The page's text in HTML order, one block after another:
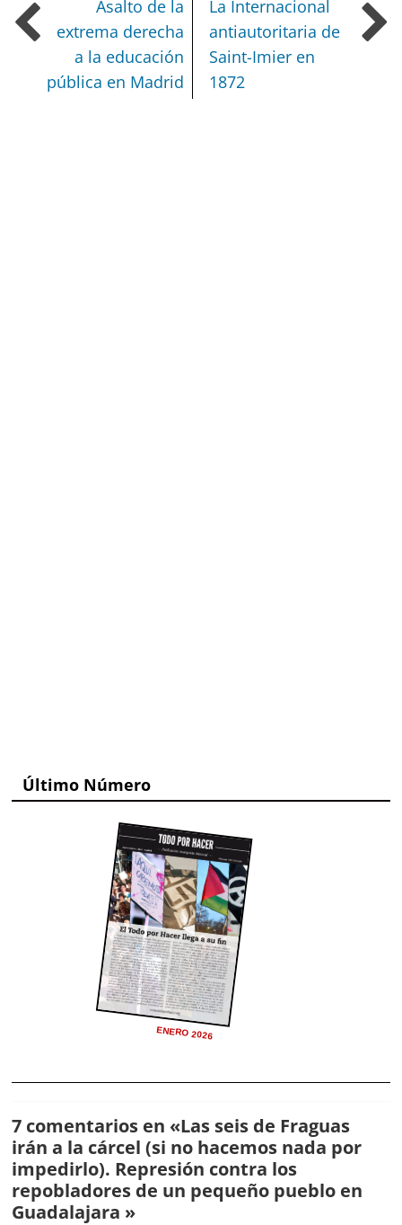
Asalto de la
extrema derecha
a la educación
pública en Madrid
La Internacional
antiautoritaria de
Saint-Imier en
1872
Último Número
ENERO 2026
7 comentarios en «Las seis de Fraguas
irán a la cárcel (si no hacemos nada por
impedirlo). Represión contra los
repobladores de un pequeño pueblo en
Guadalajara »